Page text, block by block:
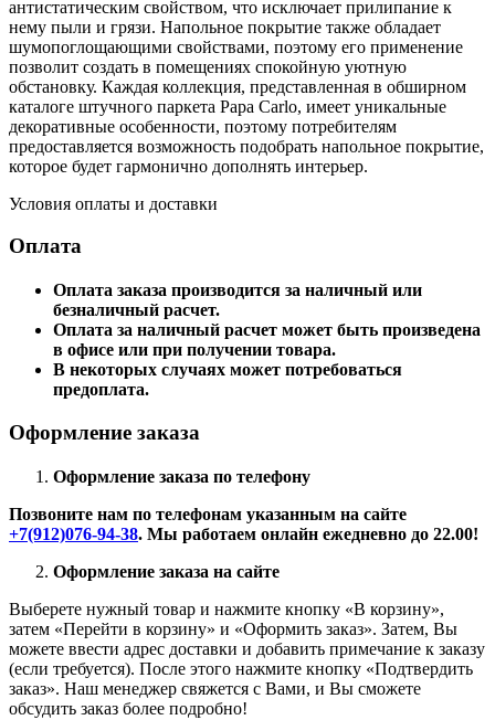
антистатическим свойством, что исключает прилипание к
нему пыли и грязи. Напольное покрытие также обладает
шумопоглощающими свойствами, поэтому его применение
позволит создать в помещениях спокойную уютную
обстановку. Каждая коллекция, представленная в обширном
каталоге штучного паркета Papa Carlo, имеет уникальные
декоративные особенности, поэтому потребителям
предоставляется возможность подобрать напольное покрытие,
которое будет гармонично дополнять интерьер.
Условия оплаты и доставки
Оплата
Оплата заказа производится за наличный или
безналичный расчет.
Оплата за наличный расчет может быть произведена
в офисе или при получении товара.
В некоторых случаях может потребоваться
предоплата.
Оформление заказа
Оформление заказа по телефону
Позвоните нам по телефонам указанным на сайте
+7(912)076-94-38. Мы работаем онлайн ежедневно до 22.00!
Оформление заказа на сайте
Выберете нужный товар и нажмите кнопку «В корзину»,
затем «Перейти в корзину» и «Оформить заказ». Затем, Вы
можете ввести адрес доставки и добавить примечание к заказу
(если требуется). После этого нажмите кнопку «Подтвердить
заказ». Наш менеджер свяжется с Вами, и Вы сможете
обсудить заказ более подробно!